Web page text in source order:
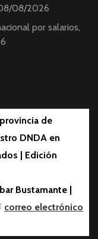
08/2026
por salarios,
de
DNDA en
| Edición
Bustamante |
correo electrónico